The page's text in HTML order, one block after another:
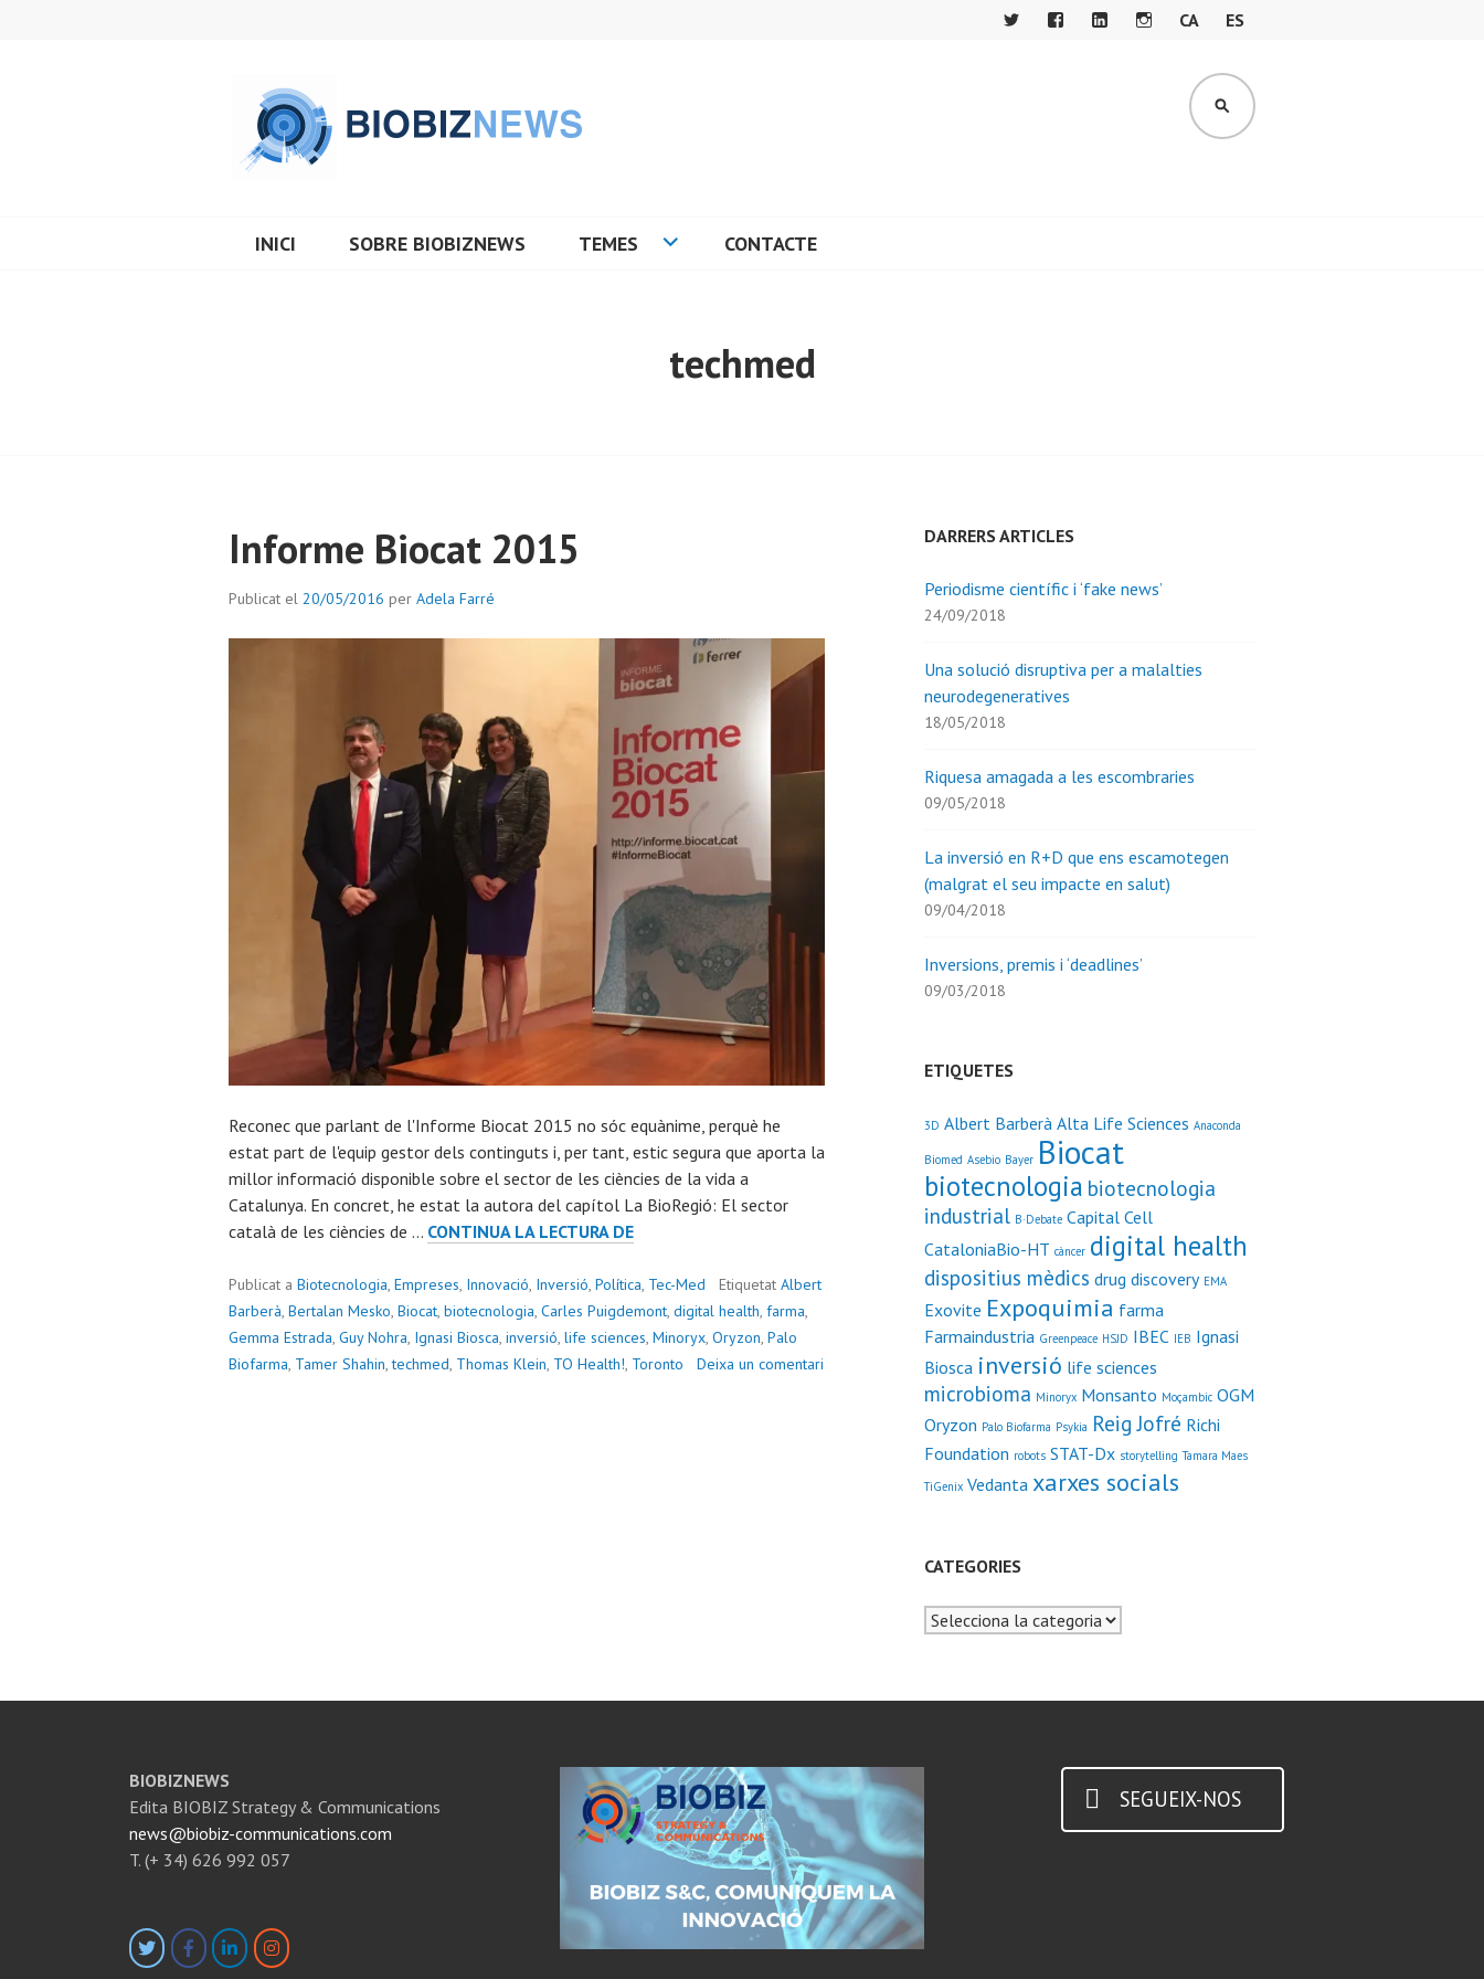
CA ES
CERCA
INICI SOBRE BIOBIZNEWS TEMES CONTACTE
techmed
Informe Biocat 2015
Publicat el 20/05/2016 per Adela Farré
Reconec que parlant de l'Informe Biocat 2015 no sóc equànime, perquè he
estat part de l'equip gestor dels continguts i, per tant, estic segura que aporta la
millor informació disponible sobre el sector de les ciències de la vida a
Catalunya. En concret, he estat la autora del capítol La BioRegió: El sector
català de les ciències de … CONTINUA LA LECTURA DEINFORME
2015
Publicat a Biotecnologia, Empreses, Innovació, Inversió, Política, Tec-Med Etiquetat Albert
Barberà, Bertalan Mesko, Biocat, biotecnologia, Carles Puigdemont, digital health, farma,
Gemma Estrada, Guy Nohra, Ignasi Biosca, inversió, life sciences, Minoryx, Oryzon, Palo
Biofarma, Tamer Shahin,techmed, Thomas Klein, TO Health!, Toronto Deixa un comentari
DARRERS ARTICLES
Periodisme científic i ‘fake news’
24/09/2018
Una solució disruptiva per a malalties
neurodegeneratives
18/05/2018
Riquesa amagada a les escombraries
09/05/2018
La inversió en R+D que ens escamotegen
(malgrat el seu impacte en salut)
09/04/2018
Inversions, premis i ‘deadlines’
09/03/2018
ETIQUETES
3D Albert Barberà Alta Life Sciences Anaconda
Biomed Asebio Bayer Biocat
biotecnologia biotecnologia
industrial B·Debate Capital Cell
CataloniaBio-HT càncer digital health
dispositius mèdics drug discovery EMA
Exovite Expoquimia farma
Farmaindustria Greenpeace HSJD IBEC IEB Ignasi
Biosca inversió life sciences
microbioma Minoryx Monsanto Moçambic OGM
Oryzon Palo Biofarma Psykia Reig Jofré Richi
Foundation robots STAT-Dx storytelling Tamara Maes
TiGenix Vedanta xarxes socials
CATEGORIES
Categories
BIOBIZNEWS
Edita BIOBIZ Strategy & Communications
news@biobiz-communications.com
T. (+ 34) 626 992 057
SEGUEIX-NOS